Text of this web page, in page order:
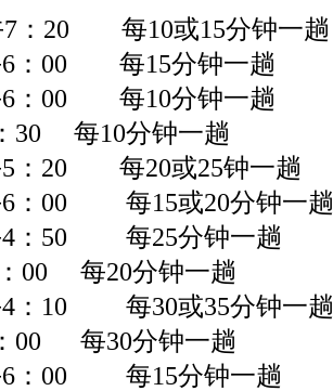
7 ： 20 每10或15分钟一趟
6 ： 00 每15分钟一趟
6 ： 00 每10分钟一趟
30 每10分钟一趟
5 ： 20 每20或25钟一趟
6：00 每15或20分钟一趟
4 ： 50 每25分钟一趟
00 每20分钟一趟
4 ： 10 每30或35分钟一趟
00 每30分钟一趟
6 ： 00 每15分钟一趟